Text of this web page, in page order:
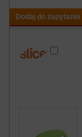
Dodaj do zapytania